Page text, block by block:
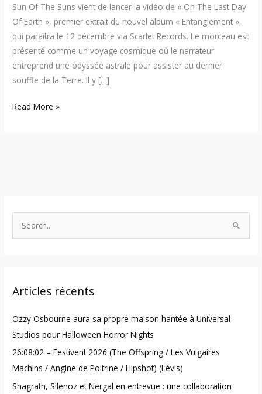
Sun Of The Suns vient de lancer la vidéo de « On The Last Day
Of Earth », premier extrait du nouvel album « Entanglement »,
qui paraîtra le 12 décembre via Scarlet Records. Le morceau est
présenté comme un voyage cosmique où le narrateur
entreprend une odyssée astrale pour assister au dernier
souffle de la Terre. Il y […]
Read More »
c
f
o
r
:
Articles récents
Ozzy Osbourne aura sa propre maison hantée à Universal
Studios pour Halloween Horror Nights
26:08:02 – Festivent 2026 (The Offspring / Les Vulgaires
Machins / Angine de Poitrine / Hipshot) (Lévis)
Shagrath, Silenoz et Nergal en entrevue : une collaboration